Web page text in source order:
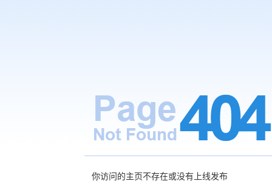
你访问的主页不存在或没有上线发布